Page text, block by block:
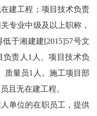
建工程；项目技术负责
专业中级及以上职称，
于湘建建[2015]57号文
责人1人、项目技术负
质量员1人。施工项目部
且无在建工程。
单位的在职员工，提供